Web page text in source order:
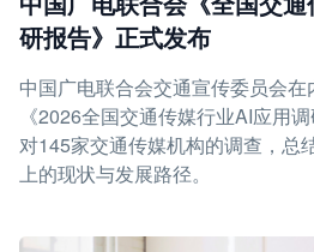
研报告》正式发布
中国广电联合会交通宣传委员会在
《2026全国交通传媒行业AI应用
对145家交通传媒机构的调查，总
上的现状与发展路径。